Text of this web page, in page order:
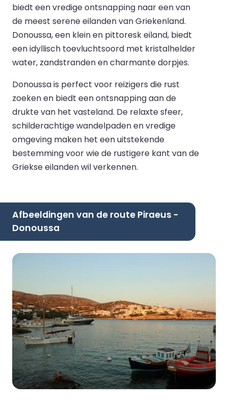
biedt een vredige ontsnapping naar een van
de meest serene eilanden van Griekenland.
Donoussa, een klein en pittoresk eiland, biedt
een idyllisch toevluchtsoord met kristalhelder
water, zandstranden en charmante dorpjes.
Donoussa is perfect voor reizigers die rust
zoeken en biedt een ontsnapping aan de
drukte van het vasteland. De relaxte sfeer,
schilderachtige wandelpaden en vredige
omgeving maken het een uitstekende
bestemming voor wie de rustigere kant van de
Griekse eilanden wil verkennen.
Afbeeldingen van de route Piraeus -
Donoussa